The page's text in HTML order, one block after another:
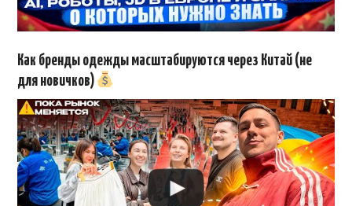
Как бренды одежды масштабируются через Китай (не
для новичков)